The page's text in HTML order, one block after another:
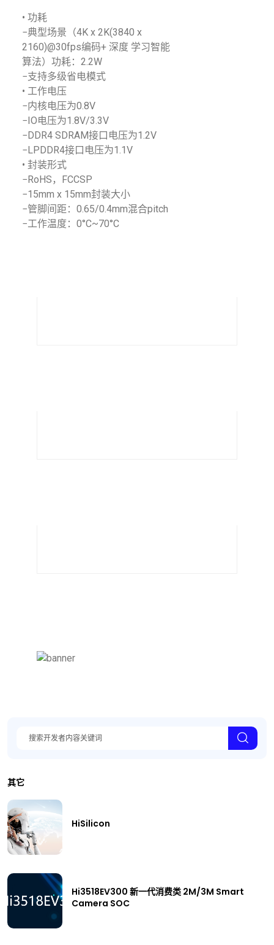
• 功耗
−典型场景（4K x 2K(3840 x
2160)@30fps编码+ 深度 学习智能
算法）功耗：2.2W
−支持多级省电模式
• 工作电压
−内核电压为0.8V
−IO电压为1.8V/3.3V
−DDR4 SDRAM接口电压为1.2V
−LPDDR4接口电压为1.1V
• 封装形式
−RoHS，FCCSP
−15mm x 15mm封装大小
−管脚间距：0.65/0.4mm混合pitch
−工作温度：0°C~70°C
其它
HiSilicon
Hi3518EV300 新一代消费类 2M/3M Smart
Camera SOC